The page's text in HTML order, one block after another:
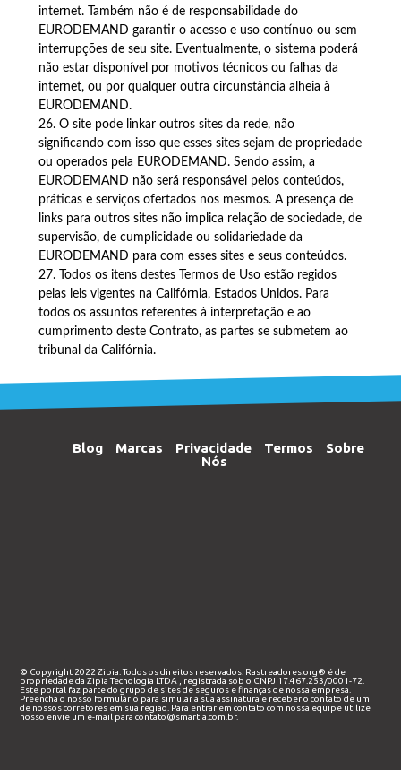
internet. Também não é de responsabilidade do
EURODEMAND garantir o acesso e uso contínuo ou sem
interrupções de seu site. Eventualmente, o sistema poderá
não estar disponível por motivos técnicos ou falhas da
internet, ou por qualquer outra circunstância alheia à
EURODEMAND.
26. O site pode linkar outros sites da rede, não
significando com isso que esses sites sejam de propriedade
ou operados pela EURODEMAND. Sendo assim, a
EURODEMAND não será responsável pelos conteúdos,
práticas e serviços ofertados nos mesmos. A presença de
links para outros sites não implica relação de sociedade, de
supervisão, de cumplicidade ou solidariedade da
EURODEMAND para com esses sites e seus conteúdos.
27. Todos os itens destes Termos de Uso estão regidos
pelas leis vigentes na Califórnia, Estados Unidos. Para
todos os assuntos referentes à interpretação e ao
cumprimento deste Contrato, as partes se submetem ao
tribunal da Califórnia.
Blog Marcas Privacidade Termos
Sobre
Nós
© Copyright 2022 Zipia. Todos os direitos reservados. Rastreadores.org® é de
propriedade daZipia Tecnologia LTDA
, registrada sob o CNPJ 17.467.253/0001-72.
Este portal faz parte do grupo de sites de seguros e finanças de nossa empresa.
Preencha o nosso formulário para simular a sua assinatura e receber o contato de um
de nossos corretores em sua região. Para entrar em contato com nossa equipe utilize
nosso envie um e-mail paracontato@smartia.com.br.